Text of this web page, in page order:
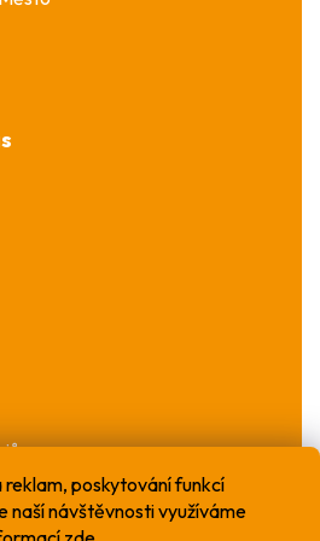
reklam, poskytování funkcí
naší návštěvnosti využíváme